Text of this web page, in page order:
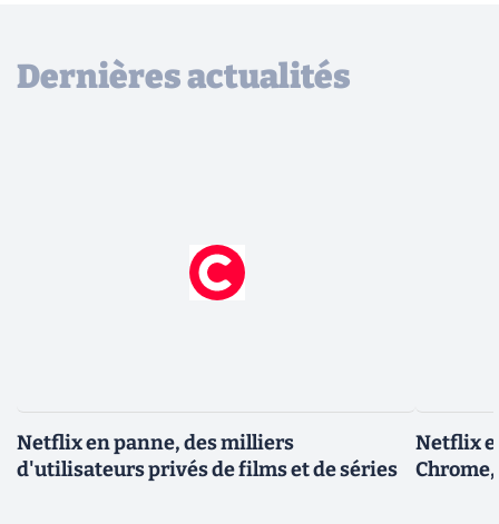
Dernières actualités
Netflix en panne, des milliers
d'utilisateurs privés de films et de séries
Netflix